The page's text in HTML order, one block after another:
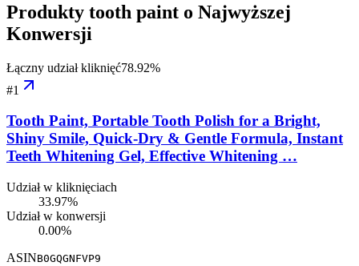
Produkty tooth paint o Najwyższej
Konwersji
Łączny udział kliknięć78.92%
#1
Tooth Paint, Portable Tooth Polish for a Bright,
Shiny Smile, Quick-Dry & Gentle Formula, Instant
Teeth Whitening Gel, Effective Whitening …
Udział w kliknięciach
33.97%
Udział w konwersji
0.00%
ASINB0GQGNFVP9